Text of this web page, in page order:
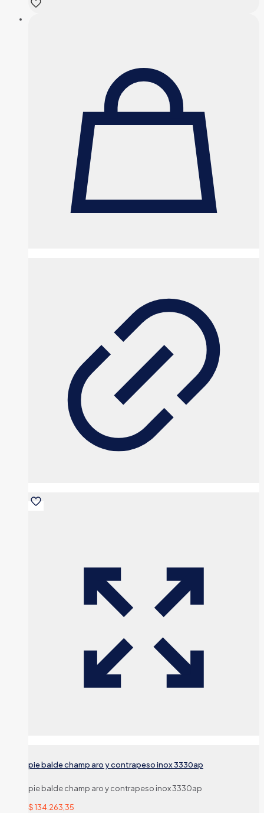
pie balde champ aro y contrapeso inox 3330ap
pie balde champ aro y contrapeso inox 3330ap
$134.263,35